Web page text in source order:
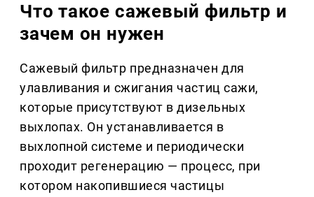
Что такое сажевый фильтр и
зачем он нужен
Сажевый фильтр предназначен для
улавливания и сжигания частиц сажи,
которые присутствуют в дизельных
выхлопах. Он устанавливается в
выхлопной системе и периодически
проходит регенерацию — процесс, при
котором накопившиеся частицы